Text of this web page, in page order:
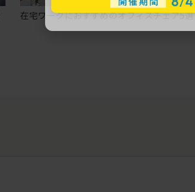
在宅ワークにおすすめのオフィスチェア5選